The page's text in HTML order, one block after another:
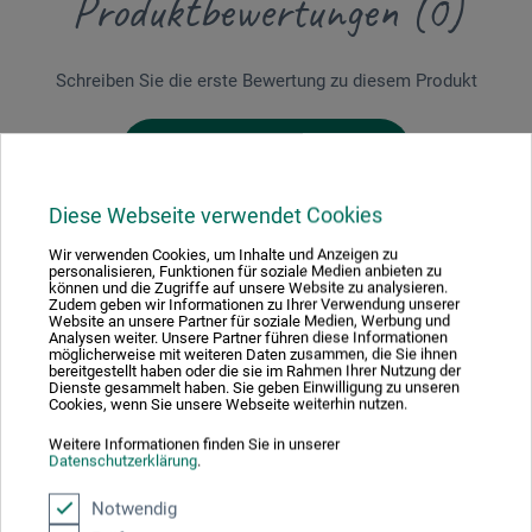
Diese Webseite verwendet Cookies
Wir verwenden Cookies, um Inhalte und Anzeigen zu
personalisieren, Funktionen für soziale Medien anbieten zu
können und die Zugriffe auf unsere Website zu analysieren.
Zudem geben wir Informationen zu Ihrer Verwendung unserer
Website an unsere Partner für soziale Medien, Werbung und
Analysen weiter. Unsere Partner führen diese Informationen
möglicherweise mit weiteren Daten zusammen, die Sie ihnen
bereitgestellt haben oder die sie im Rahmen Ihrer Nutzung der
Dienste gesammelt haben. Sie geben Einwilligung zu unseren
Cookies, wenn Sie unsere Webseite weiterhin nutzen.
Weitere Informationen finden Sie in unserer
Datenschutzerklärung.
Notwendig
Schreiben Sie die erste Bewertung zu diesem Produkt
Hersteller-Kontakt
Hier finden Sie die Kontaktdaten des Herstellers zu
diesem Produkt.
Falkenplatz 14